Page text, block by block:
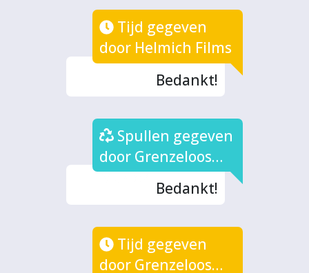
Tijd gegeven
door Helmich Films
Bedankt!
Spullen gegeven
door Grenzeloos
Muziek
Bedankt!
Tijd gegeven
door Grenzeloos